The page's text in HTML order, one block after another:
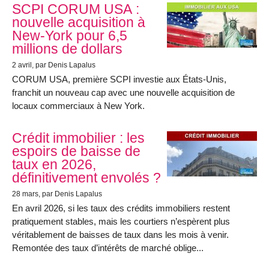
SCPI CORUM USA :
nouvelle acquisition à
New-York pour 6,5
millions de dollars
2 avril , par Denis Lapalus
CORUM USA, première SCPI investie aux États-Unis,
franchit un nouveau cap avec une nouvelle acquisition de
locaux commerciaux à New York.
Crédit immobilier : les
espoirs de baisse de
taux en 2026,
définitivement envolés ?
28 mars, par Denis Lapalus
En avril 2026, si les taux des crédits immobiliers restent
pratiquement stables, mais les courtiers n’espèrent plus
véritablement de baisses de taux dans les mois à venir.
Remontée des taux d’intérêts de marché oblige...